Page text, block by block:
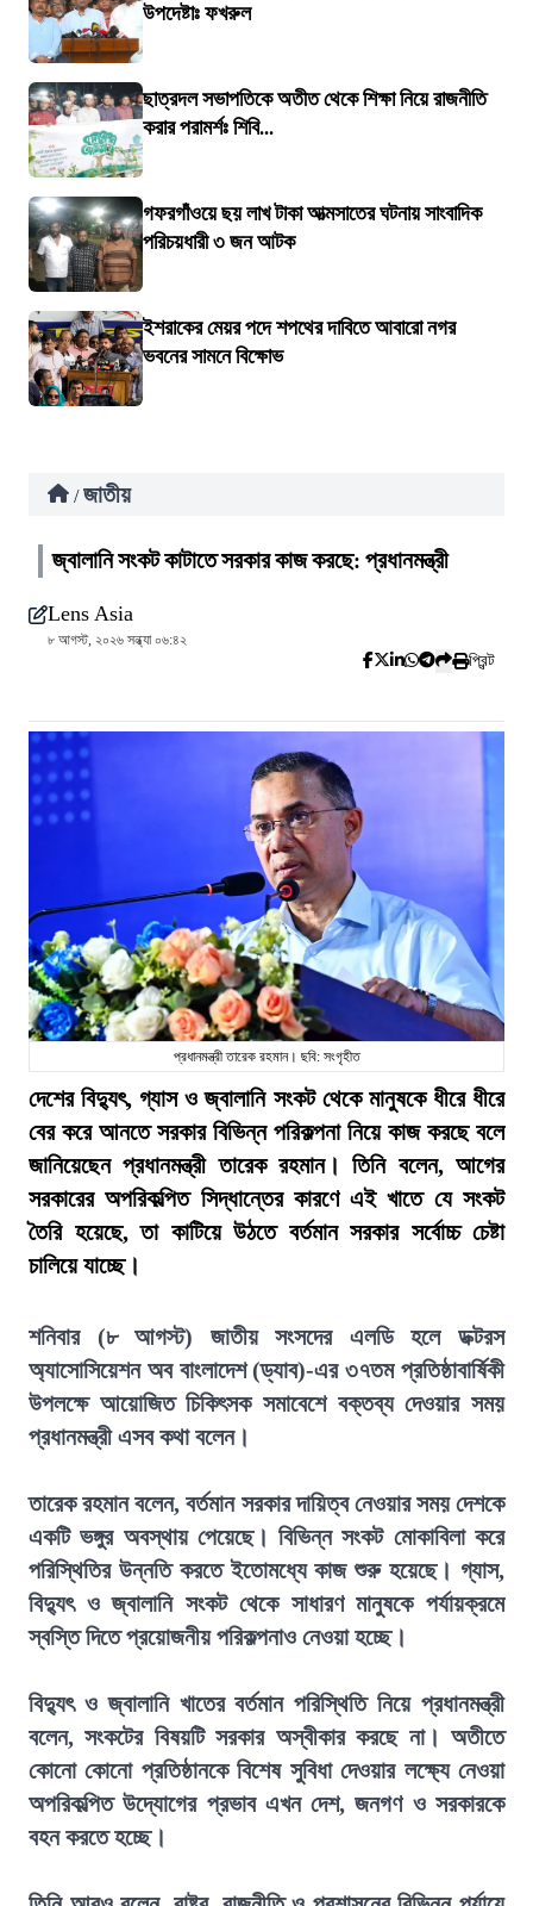
উপদেষ্টাঃ ফখরুল
ছাত্রদল সভাপতিকে অতীত থেকে শিক্ষা নিয়ে রাজনীতি
করার পরামর্শঃ শিবি...
গফরগাঁওয়ে ছয় লাখ টাকা আত্মসাতের ঘটনায় সাংবাদিক
পরিচয়ধারী ৩ জন আটক
ইশরাকের মেয়র পদে শপথের দাবিতে আবারো নগর
ভবনের সামনে বিক্ষোভ
/ জাতীয়
জ্বালানি সংকট কাটাতে সরকার কাজ করছে: প্রধানমন্ত্রী
Lens Asia
৮ আগস্ট, ২০২৬ সন্ধ্যা ০৬:৪২
প্রিন্ট
প্রধানমন্ত্রী তারেক রহমান। ছবি: সংগৃহীত
দেশের বিদ্যুৎ, গ্যাস ও জ্বালানি সংকট থেকে মানুষকে ধীরে ধীরে
বের করে আনতে সরকার বিভিন্ন পরিকল্পনা নিয়ে কাজ করছে বলে
জানিয়েছেন প্রধানমন্ত্রী তারেক রহমান। তিনি বলেন, আগের
সরকারের অপরিকল্পিত সিদ্ধান্তের কারণে এই খাতে যে সংকট
তৈরি হয়েছে, তা কাটিয়ে উঠতে বর্তমান সরকার সর্বোচ্চ চেষ্টা
চালিয়ে যাচ্ছে।
শনিবার (৮ আগস্ট) জাতীয় সংসদের এলডি হলে ডক্টরস
অ্যাসোসিয়েশন অব বাংলাদেশ (ড্যাব)-এর ৩৭তম প্রতিষ্ঠাবার্ষিকী
উপলক্ষে আয়োজিত চিকিৎসক সমাবেশে বক্তব্য দেওয়ার সময়
প্রধানমন্ত্রী এসব কথা বলেন।
তারেক রহমান বলেন, বর্তমান সরকার দায়িত্ব নেওয়ার সময় দেশকে
একটি ভঙ্গুর অবস্থায় পেয়েছে। বিভিন্ন সংকট মোকাবিলা করে
পরিস্থিতির উন্নতি করতে ইতোমধ্যে কাজ শুরু হয়েছে। গ্যাস,
বিদ্যুৎ ও জ্বালানি সংকট থেকে সাধারণ মানুষকে পর্যায়ক্রমে
স্বস্তি দিতে প্রয়োজনীয় পরিকল্পনাও নেওয়া হচ্ছে।
বিদ্যুৎ ও জ্বালানি খাতের বর্তমান পরিস্থিতি নিয়ে প্রধানমন্ত্রী
বলেন, সংকটের বিষয়টি সরকার অস্বীকার করছে না। অতীতে
কোনো কোনো প্রতিষ্ঠানকে বিশেষ সুবিধা দেওয়ার লক্ষ্যে নেওয়া
অপরিকল্পিত উদ্যোগের প্রভাব এখন দেশ, জনগণ ও সরকারকে
বহন করতে হচ্ছে।